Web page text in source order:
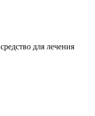
средство для лечения